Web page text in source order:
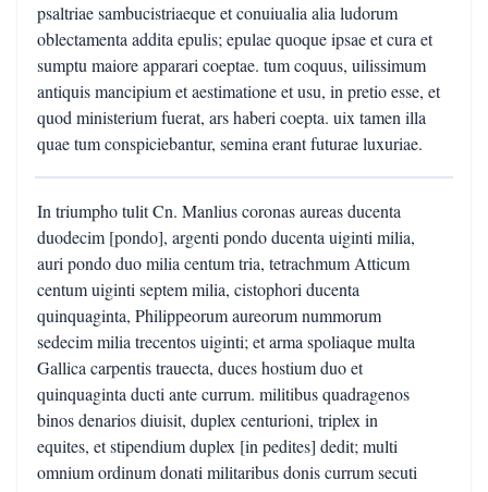
psaltriae sambucistriaeque et conuiualia alia ludorum
oblectamenta addita epulis; epulae quoque ipsae et cura et
sumptu maiore apparari coeptae. tum coquus, uilissimum
antiquis mancipium et aestimatione et usu, in pretio esse, et
quod ministerium fuerat, ars haberi coepta. uix tamen illa
quae tum conspiciebantur, semina erant futurae luxuriae.
In triumpho tulit Cn. Manlius coronas aureas ducenta
duodecim [pondo], argenti pondo ducenta uiginti milia,
auri pondo duo milia centum tria, tetrachmum Atticum
centum uiginti septem milia, cistophori ducenta
quinquaginta, Philippeorum aureorum nummorum
sedecim milia trecentos uiginti; et arma spoliaque multa
Gallica carpentis trauecta, duces hostium duo et
quinquaginta ducti ante currum. militibus quadragenos
binos denarios diuisit, duplex centurioni, triplex in
equites, et stipendium duplex [in pedites] dedit; multi
omnium ordinum donati militaribus donis currum secuti